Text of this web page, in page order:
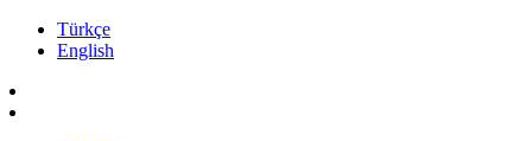
Türkçe
English